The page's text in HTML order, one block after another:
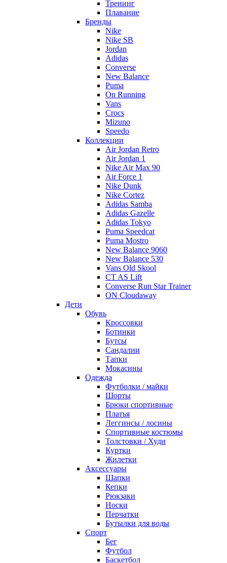
Тренинг
Плавание
Бренды
Nike
Nike SB
Jordan
Adidas
Converse
New Balance
Puma
On Running
Vans
Crocs
Mizuno
Speedo
Коллекции
Air Jordan Retro
Air Jordan 1
Nike Air Max 90
Air Force 1
Nike Dunk
Nike Cortez
Adidas Samba
Adidas Gazelle
Adidas Tokyo
Puma Speedcat
Puma Mostro
New Balance 9060
New Balance 530
Vans Old Skool
CT AS Lift
Converse Run Star Trainer
ON Cloudaway
Дети
Обувь
Кроссовки
Ботинки
Бутсы
Сандалии
Тапки
Мокасины
Одежда
Футболки / майки
Шорты
Брюки спортивные
Платья
Леггинсы / лосины
Спортивные костюмы
Толстовки / Худи
Куртки
Жилетки
Аксессуары
Шапки
Кепки
Рюкзаки
Носки
Перчатки
Бутылки для воды
Спорт
Бег
Футбол
Баскетбол